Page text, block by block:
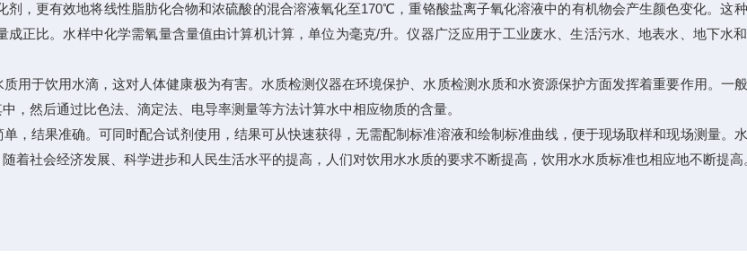
更有效地将线性脂肪化合物和浓硫酸的混合溶液氧化至170℃，重铬酸盐离子氧化溶液中的有机物会产生颜色变化。这
正比。水样中化学需氧量含量值由计算机计算，单位为毫克/升。仪器广泛应用于工业废水、生活污水、地表水、地下水
于饮用水滴，这对人体健康极为有害。水质检测仪器在环境保护、水质检测水质和水资源保护方面发挥着重要作用。一
然后通过比色法、滴定法、电导率测量等方法计算水中相应物质的含量。
，结果准确。可同时配合试剂使用，结果可从快速获得，无需配制标准溶液和绘制标准曲线，便于现场取样和现场测量。
着社会经济发展、科学进步和人民生活水平的提高，人们对饮用水水质的要求不断提高，饮用水水质标准也相应地不断提高